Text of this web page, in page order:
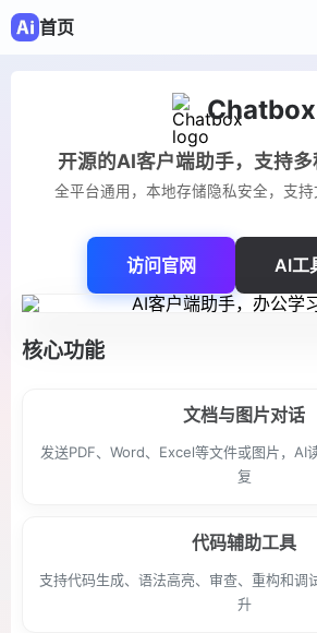
首页
Chatbox
开源的AI客户端助手，支持
全平台通用，本地存储隐私安全，支
访问官网 AI工
核心功能
文档与图片对话
发送PDF、Word、Excel等文件或图片，AI
复
代码辅助工具
支持代码生成、语法高亮、审查、重构和调
升